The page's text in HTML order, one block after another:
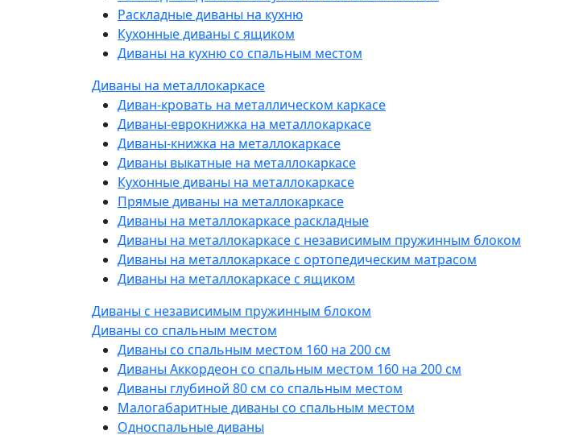
Раскладные диваны на кухню
Кухонные диваны с ящиком
Диваны на кухню со спальным местом
Диваны на металлокаркасе
Диван-кровать на металлическом каркасе
Диваны-еврокнижка на металлокаркасе
Диваны-книжка на металлокаркасе
Диваны выкатные на металлокаркасе
Кухонные диваны на металлокаркасе
Прямые диваны на металлокаркасе
Диваны на металлокаркасе раскладные
Диваны на металлокаркасе с независимым пружинным блоком
Диваны на металлокаркасе с ортопедическим матрасом
Диваны на металлокаркасе с ящиком
Диваны с независимым пружинным блоком
Диваны со спальным местом
Диваны со спальным местом 160 на 200 см
Диваны Аккордеон со спальным местом 160 на 200 см
Диваны глубиной 80 см со спальным местом
Малогабаритные диваны со спальным местом
Односпальные диваны